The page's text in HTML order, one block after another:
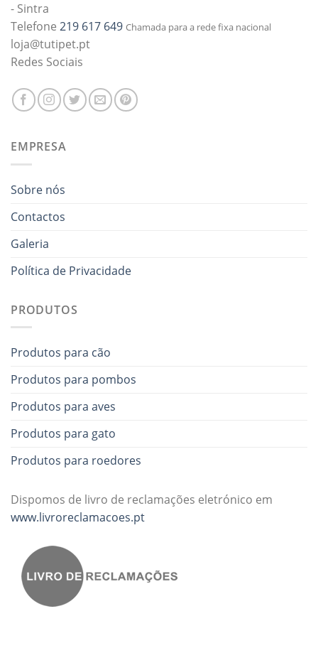
- Sintra
Telefone 219 617 649 Chamada para a rede fixa nacional
loja@tutipet.pt
Redes Sociais
EMPRESA
Sobre nós
Contactos
Galeria
Política de Privacidade
PRODUTOS
Produtos para cão
Produtos para pombos
Produtos para aves
Produtos para gato
Produtos para roedores
Dispomos de livro de reclamações eletrónico em
www.livroreclamacoes.pt